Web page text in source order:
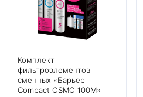
Комплект
фильтроэлементов
сменных «Барьер
Compact OSMO 100М»